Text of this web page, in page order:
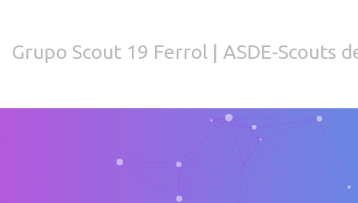
Grupo Scout 19 Ferrol | ASDE-Scouts